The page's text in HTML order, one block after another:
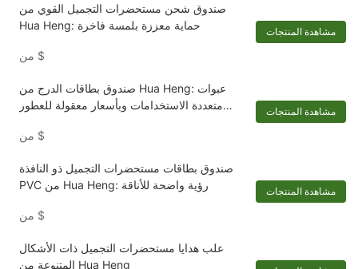
صندوق شحن مستحضرات التجميل القوي من
Hua Heng: حماية معززة بلمسة فاخرة
$
مشاهدة المنتجات
صندوق بطاقات الدرج من Hua Heng: عبوات
متعددة الاستخدامات وبأسعار معقولة للعطور
$
مشاهدة المنتجات
صندوق بطاقات مستحضرات التجميل ذو النافذة
PVC من Hua Heng: رؤية واضحة للأناقة
$
مشاهدة المنتجات
علب هدايا مستحضرات التجميل ذات الأشكال
المتنوعة من Hua Heng